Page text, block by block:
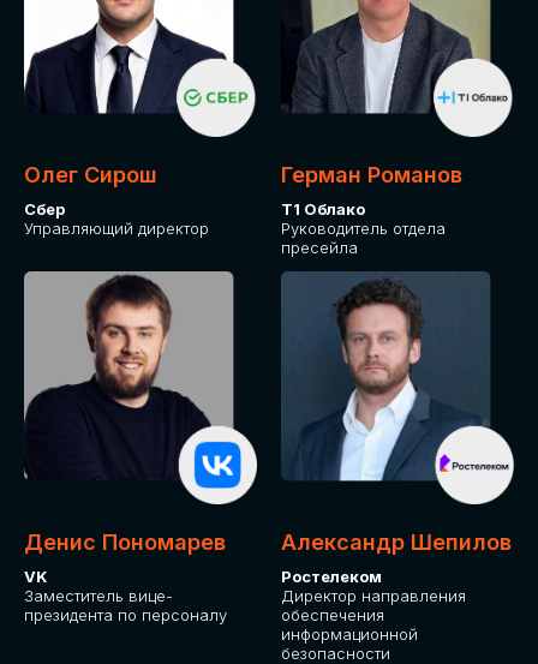
СКАЧАТЬ ПРОГРАММУ
Оставьте заявку, программу направим на почту
Олег Сирош
Сбер
Управляющий директор
Герман Романов
Т1 Облако
Руководитель отдела
пресейла
Денис Пономарев
VK
Заместитель вице-
президента по персоналу
Александр Шепилов
Ростелеком
Директор направления
обеспечения
информационной
безопасности